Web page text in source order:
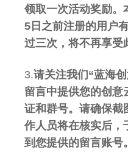
领取一次活动奖励。
5日之前注册的用户
过三次，将不再享受
3.请关注我们“蓝海
留言中提供您的创意
证和群号。请确保截
作人员将在核实后，
到您提供的留言账号